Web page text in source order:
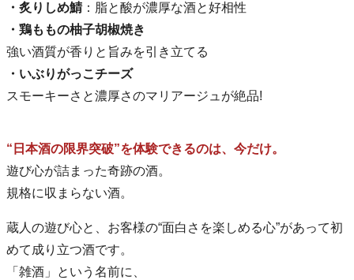
・炙りしめ鯖：脂と酸が濃厚な酒と好相性
・鶏ももの柚子胡椒焼き
強い酒質が香りと旨みを引き立てる
・いぶりがっこチーズ
スモーキーさと濃厚さのマリアージュが絶品!
“日本酒の限界突破”を体験できるのは、今だけ。
遊び心が詰まった奇跡の酒。
規格に収まらない酒。
蔵人の遊び心と、お客様の“面白さを楽しめる心”があって初
めて成り立つ酒です。
「雑酒」という名前に、